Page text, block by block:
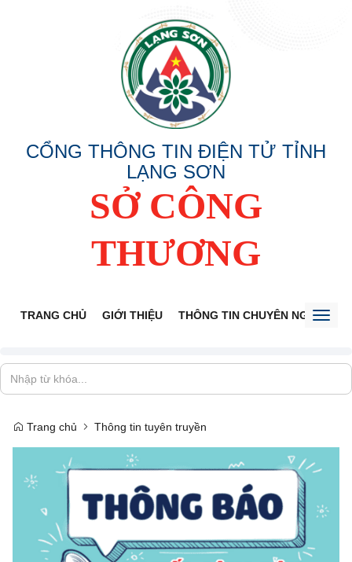
CỔNG THÔNG TIN ĐIỆN TỬ TỈNH
LẠNG SƠN
SỞ CÔNG
THƯƠNG
TRANG CHỦ GIỚI THIỆU THÔNG TIN CHUYÊN NGÀNH
Trang chủ Thông tin tuyên truyền